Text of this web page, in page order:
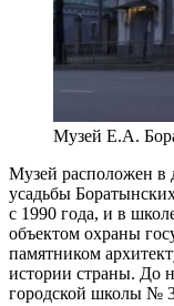
Музей Е.А.
Музей расположен в
усадьбы
с 1990 года, и в
объектом охраны
памятником
истории страны. До
городской школы №